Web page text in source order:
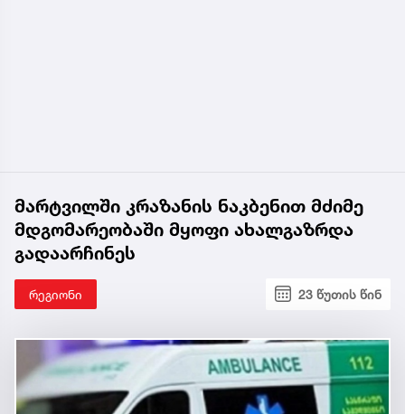
მარტვილში კრაზანის ნაკბენით მძიმე
მდგომარეობაში მყოფი ახალგაზრდა
გადაარჩინეს
რეგიონი 23 წუთის წინ